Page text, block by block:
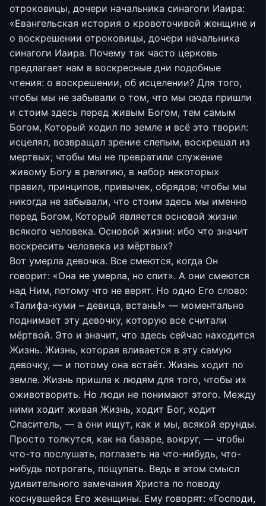
отроковицы, дочери начальника синагоги Иаира:
«Евангельская история о кровоточивой женщине и
о воскрешении отроковицы, дочери начальника
синагоги Иаира. Почему так часто церковь
предлагает нам в воскресные дни подобные
чтения: о воскрешении, об исцелении? Для того,
чтобы мы не забывали о том, что мы сюда пришли
и стоим здесь перед живым Богом, тем самым
Богом, Который ходил по земле и всё это творил:
исцелял, возвращал зрение слепым, воскрешал из
мертвых; чтобы мы не превратили служение
живому Богу в религию, в набор некоторых
правил, принципов, привычек, обрядов; чтобы мы
никогда не забывали, что стоим здесь мы именно
перед Богом, Который является основой жизни
всякого человека. Основой жизни: ибо что значит
воскресить человека из мёртвых?
Вот умерла девочка. Все смеются, когда Он
говорит: «Она не умерла, но спит». А они смеются
над Ним, потому что не верят. Но одно Его слово:
«Талифа-куми – девица, встань!» — моментально
поднимает эту девочку, которую все считали
мёртвой. Это и значит, что здесь сейчас находится
Жизнь. Жизнь, которая вливается в эту самую
девочку, — и потому она встаёт. Жизнь ходит по
земле. Жизнь пришла к людям для того, чтобы их
оживотворить. Но люди не понимают этого. Между
ними ходит живая Жизнь, ходит Бог, ходит
Спаситель, — а они ищут, как и мы, всякой ерунды.
Просто толкутся, как на базаре, вокруг, — чтобы
что-то послушать, поглазеть на что-нибудь, что-
нибудь потрогать, пощупать. Ведь в этом смысл
удивительного замечания Христа по поводу
коснувшейся Его женщины. Ему говорят: «Господи,